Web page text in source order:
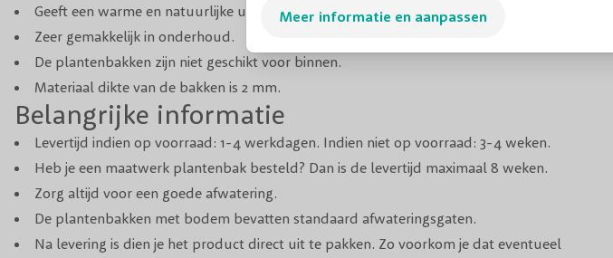
Meer informatie en aanpassen
Geeft een warme en natuurlijke uitstraling.
Zeer gemakkelijk in onderhoud.
De plantenbakken zijn niet geschikt voor binnen.
Materiaal dikte van de bakken is 2 mm.
Belangrijke informatie
Levertijd indien op voorraad: 1-4 werkdagen. Indien niet op voorraad: 3-4 weken.
Heb je een maatwerk plantenbak besteld? Dan is de levertijd maximaal 8 weken.
Zorg altijd voor een goede afwatering.
De plantenbakken met bodem bevatten standaard afwateringsgaten.
Na levering is dien je het product direct uit te pakken. Zo voorkom je dat eventueel